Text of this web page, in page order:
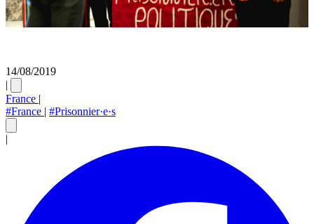
14/08/2019
|
France |
#France | #Prisonnier·e·s
|